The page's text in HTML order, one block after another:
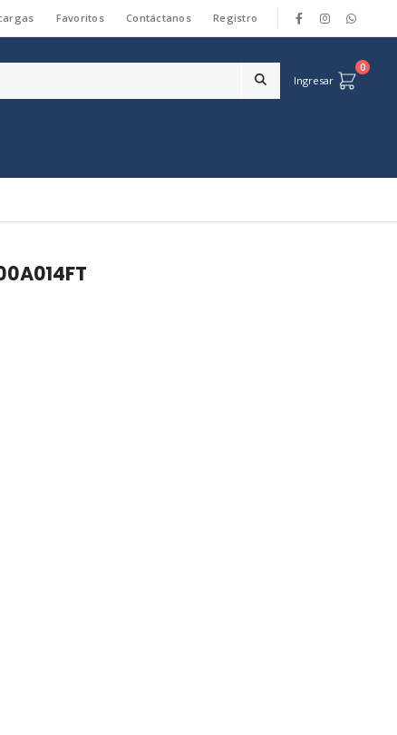
Favoritos Contáctanos Registro
Ingresar
0